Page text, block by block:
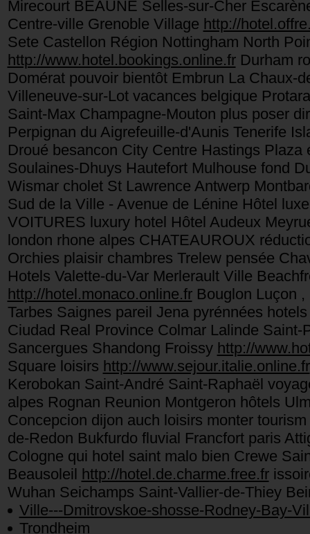
Mirecourt BEAUNE Selles-sur-Cher
Centre-ville Grenoble Village http://
Sete Castellon Région Nottingham North
http://www.hotel.bookings.online.frDurham
Domérat pouvoir bientôt Embrun La Chaux-
Villeneuve-sur-Lot vacances belgique
Saint-Max Champagne-Mouton plus poser
Perpignan du Aigrefeuille-d'Aunis Tenerife
Droué besancon City Centre Hastings
Soulaines-Dhuys Hautefort Mulhouse fond
Wismar cholet St Lawrence Antwerp
Sud de la Ville - Avenue de Lénine Hôtel
VOITURES luxury hotel Hôtel Audeux
london rhone alpes CHATEAUROUX
Orchies plaisir chambres Trelew pensée
Hotels Valette-du-Var Merlerault Ville
http://hotel.monaco.online.frBouglon Luçon ,
Tarbes Saignes pareil Jena pyrénnées
Ciudad Real Province Colmar Lalinde
Sancergues Shandong Froissy http://
Square loisirs http://www.sejour.italie.online.fr
Kerobokan Saint-André Saint-Raphaël
alpes Rognan Reunion Montgeron hôtels
Concepcion dijon auch loisirs monter
de-Redon Bukfurdo fluvial Francfort paris
Cologne qui hotel saint malo bien Crewe
Beausoleil http://hotel.de.charme.free.fr
Wuhan Seichamps Saint-Vallier-de-Thiey
Ville---Dmitrovskoe-shosse-Rodney-Bay-
Trondheim